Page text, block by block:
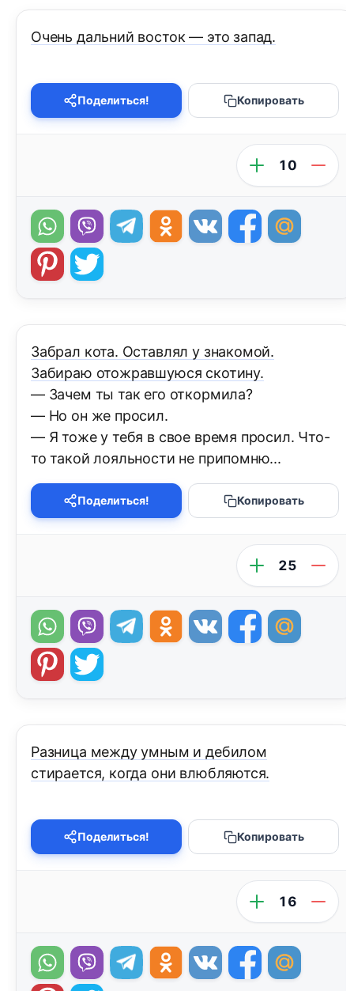
Очень дальний восток — это запад.
Поделиться! Копировать
10
Забрал кота. Оставлял у знакомой.
Забираю отожравшуюся скотину.
— Зачем ты так его откормила?
— Но он же просил.
— Я тоже у тебя в свое время просил. Что-
то такой лояльности не припомню...
Поделиться! Копировать
25
Разница между умным и дебилом
стирается, когда они влюбляются.
Поделиться! Копировать
16